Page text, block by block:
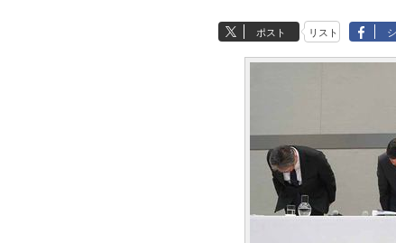
ポスト リスト